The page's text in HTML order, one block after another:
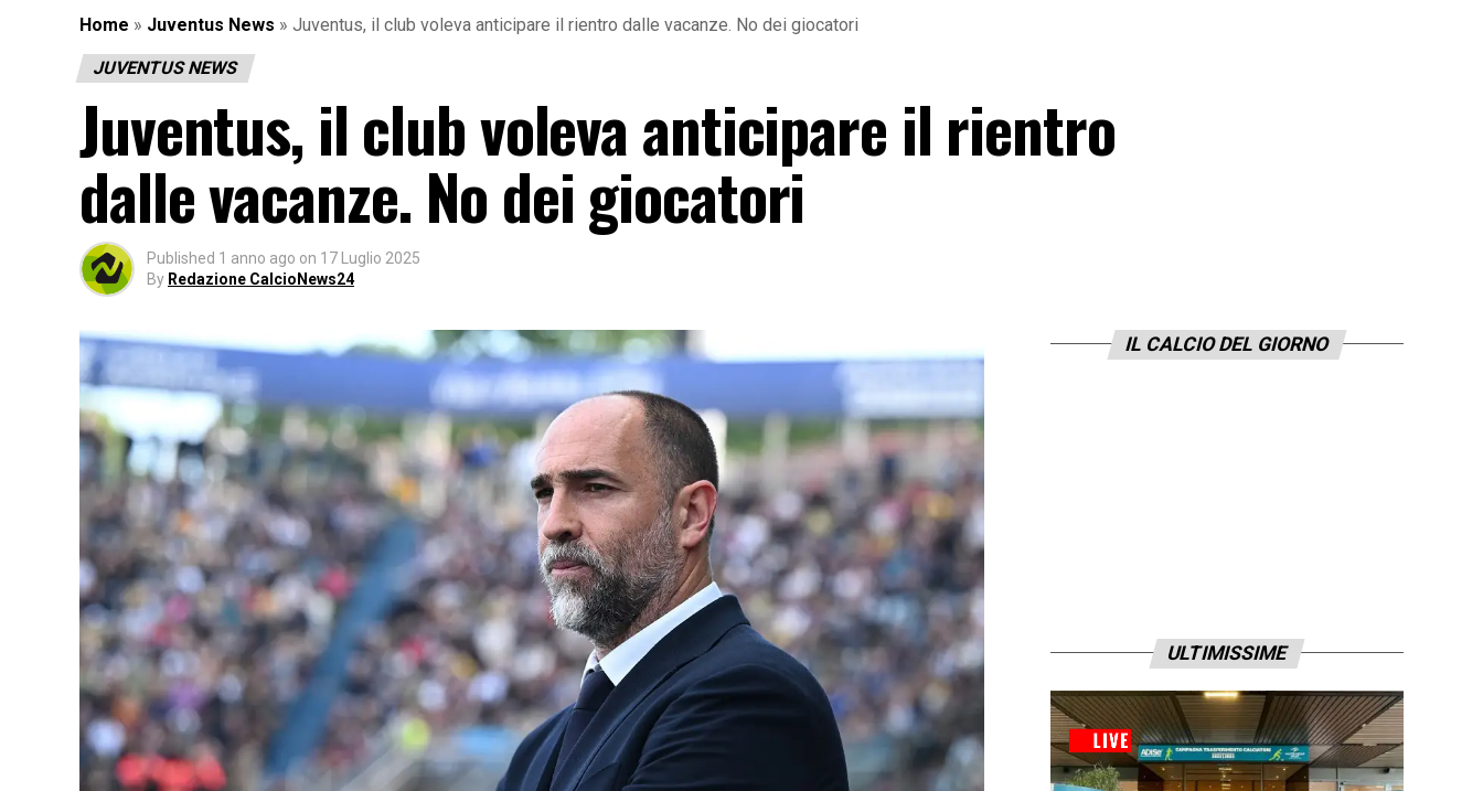
Home » Juventus News » Juventus, il club voleva anticipare il rientro dalle vacanze. No dei giocatori
JUVENTUS NEWS
Juventus, il club voleva anticipare il rientro
dalle vacanze. No dei giocatori
Published 1 anno ago on 17 Luglio 2025
By Redazione CalcioNews24
IL CALCIO DEL GIORNO
ULTIMISSIME